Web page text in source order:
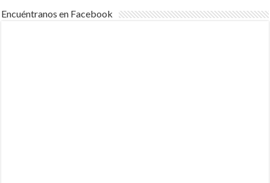
Encuéntranos en Facebook